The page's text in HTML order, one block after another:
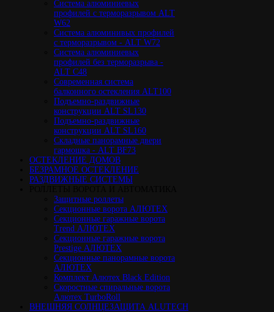
Cистема алюминиевых
профилей с терморазрывом ALT
W62
Система алюминивых профилей
с терморазрывом - ALT W72
Cистема алюминиевых
профилей без терморазрыва -
ALT C48
Cовременная система
балконного остекления ALT100
Подъемно-раздвижные
конструкции ALT SL130
Подъемно-раздвижные
конструкции ALT SL160
Cкладные панорамные двери
гармошка - ALT BF73
ОСТЕКЛЕНИЕ ДОМОВ
БЕЗРАМНОЕ ОСТЕКЛЕНИЕ
РАЗДВИЖНЫЕ СИСТЕМЫ
Защитные роллеты
Секционные ворота АЛЮТЕХ
Секционные гаражные ворота
Trend АЛЮТЕХ
Секционные гаражные ворота
Prestige АЛЮТЕХ
Секционные панорамные ворота
АЛЮТЕХ
Комплект Алютех Black Edition
Скоростные спиральные ворота
Алютех TurboRoll
ВНЕШНЯЯ СОЛНЦЕЗАЩИТА ALUTECH